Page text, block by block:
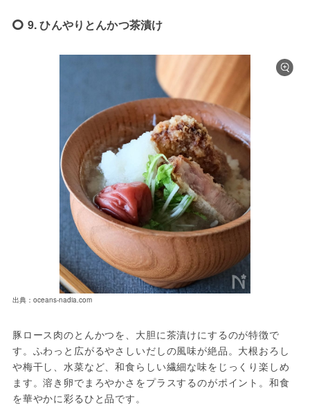
9. ひんやりとんかつ茶漬け
出典：oceans-nadia.com
豚ロース肉のとんかつを、大胆に茶漬けにするのが特徴で
す。ふわっと広がるやさしいだしの風味が絶品。大根おろし
や梅干し、水菜など、和食らしい繊細な味をじっくり楽しめ
ます。溶き卵でまろやかさをプラスするのがポイント。和食
を華やかに彩るひと品です。